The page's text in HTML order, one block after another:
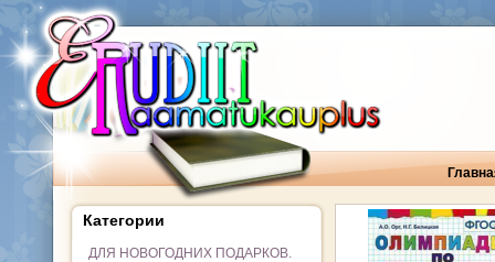
Категории
ДЛЯ НОВОГОДНИХ ПОДАРКОВ.